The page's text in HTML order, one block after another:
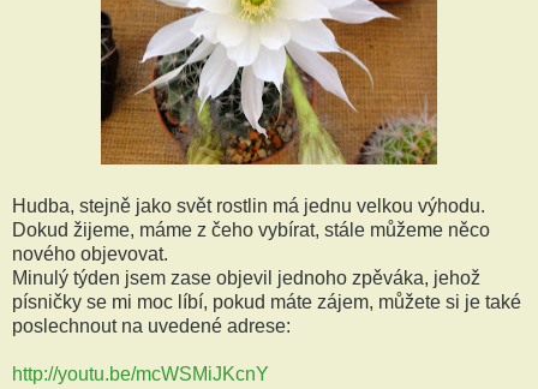
Hudba, stejně jako svět rostlin má jednu velkou výhodu.
Dokud žijeme, máme z čeho vybírat, stále můžeme něco
nového objevovat.
Minulý týden jsem zase objevil jednoho zpěváka, jehož
písničky se mi moc líbí, pokud máte zájem, můžete si je také
poslechnout na uvedené adrese:
http://youtu.be/mcWSMiJKcnY